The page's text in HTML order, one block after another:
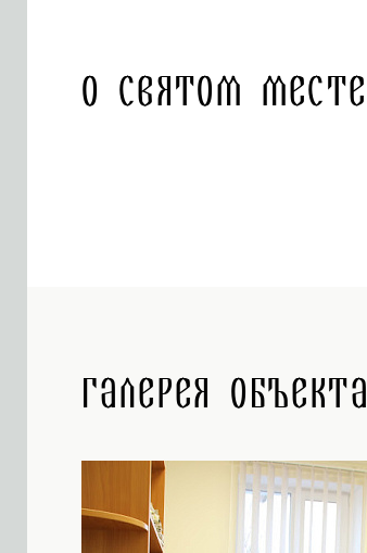
О святом месте
Галерея объекта